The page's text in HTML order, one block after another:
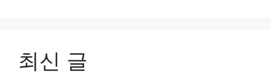
최신 글